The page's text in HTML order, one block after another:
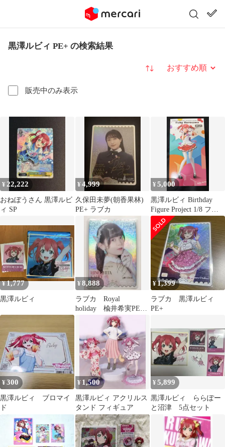
黒澤ルビィ PE+ の検索結果
販売中のみ表示
並び替え
¥ 22,222
おねぼうさん 黒澤ルビ
ィ SP
¥4,999
久保田未夢(朝香果林)
PE+ ラブカ
¥5,000
黒澤ルビィ Birthday
Figure Project 1/8 フィ
ギュア
¥1,777
黒澤ルビィ
¥8,888
ラブカ Royal
holiday 楡井希実PE+
日野下花帆
¥1,399
ラブカ 黒澤ルビィ
PE+
¥300
黒澤ルビィ ブロマイ
ド
¥ 1,500
黒澤ルビィ アクリルス
タンド フィギュア
¥5,899
黒澤ルビィ ららぽー
と沼津 5点セット